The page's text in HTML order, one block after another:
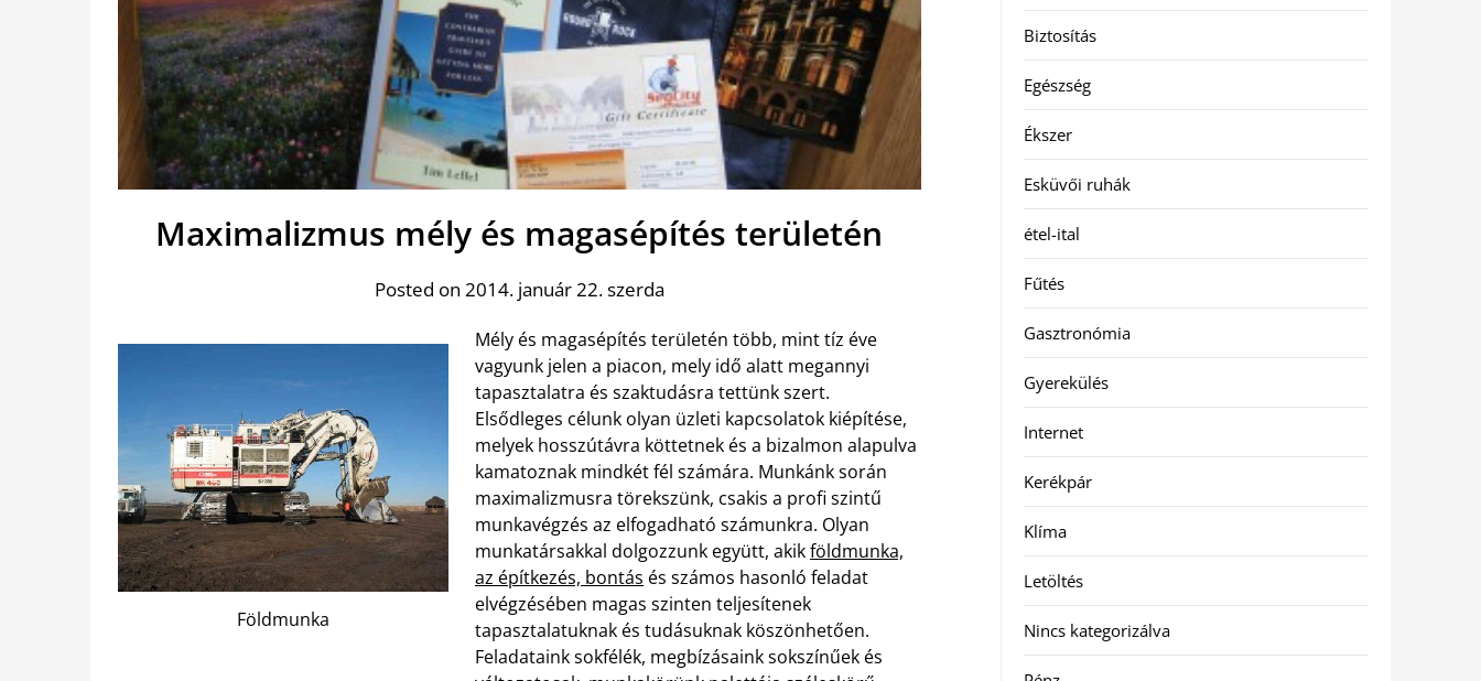
Maximalizmus mély és magasépítés területén
Posted on 2014. január 22. szerda
Földmunka
Mély és magasépítés területén több, mint tíz éve
vagyunk jelen a piacon, mely idő alatt megannyi
tapasztalatra és szaktudásra tettünk szert.
Elsődleges célunk olyan üzleti kapcsolatok kiépítése,
melyek hosszútávra köttetnek és a bizalmon alapulva
kamatoznak mindkét fél számára. Munkánk során
maximalizmusra törekszünk, csakis a profi szintű
munkavégzés az elfogadható számunkra. Olyan
munkatársakkal dolgozzunk együtt, akikföldmunka,
az építkezés, bontás és számos hasonló feladat
elvégzésében magas szinten teljesítenek
tapasztalatuknak és tudásuknak köszönhetően.
Feladataink sokfélék, megbízásaink sokszínűek és
Biztosítás
Egészség
Ékszer
Esküvői ruhák
étel-ital
Fűtés
Gasztronómia
Gyerekülés
Internet
Kerékpár
Klíma
Letöltés
Nincs kategorizálva